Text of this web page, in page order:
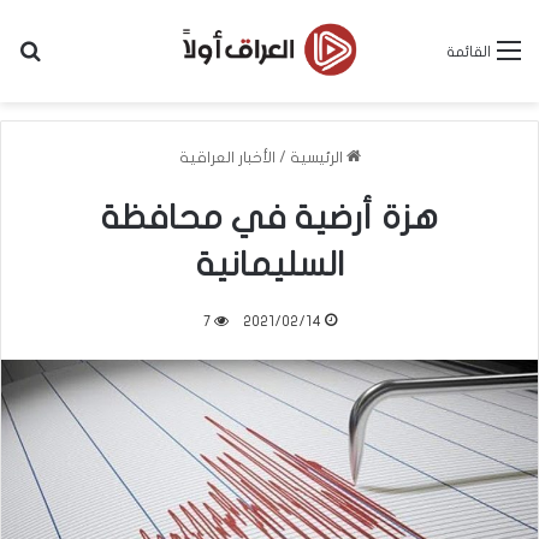
القائمة
الرئيسية / الأخبار العراقية
هزة أرضية في محافظة
السليمانية
2021/02/14
7